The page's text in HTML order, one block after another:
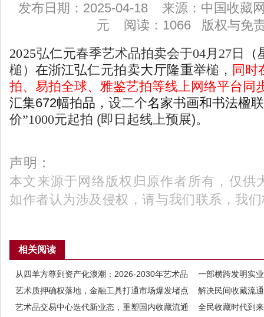
发布日期：2025-04-18 来源：中国收藏
元 阅读：1066 版权与免
2025弘仁元春季艺术品拍卖会于04月27日
槌） 在浙江弘仁元拍卖大厅隆重举槌 ， 同时
拍、 易拍全球、 雅鉴艺拍等线上网络平台同
汇集672幅拍品， 设二个名家书画和书法楹联
价”1000元起拍 (即日起线上预展)。
声明：
本文来源于网络版权归原作者所有，仅供
如作者认为涉及侵权，请与我们联系，我
相关阅读
从四羊方尊到资产化浪潮：2026-2030年艺术品
市场经济大爆发的逻辑与路径
一部横跨发明实
的时代缩影
艺术质押确权落地，金融工具打通市场爆发堵点
解决民间收藏流
平台
艺术品交易中心迭代新业态，重塑国内收藏流通
全民收藏时代到